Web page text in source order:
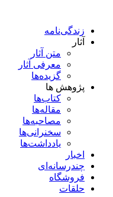
محتوا
زندگی‌نامه
آثار
متن آثار
معرفی آثار
گزیده‌ها
پژوهش ها
کتاب‌ها
مقاله‌ها
مصاحبه‌ها
سخنرانی‌ها
یادداشت‌ها
اخبار
چندرسانه‌ای
فروشگاه
حلقات